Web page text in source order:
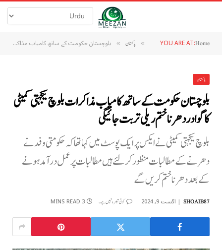
YOU ARE AT:Home
» پاکستان » بلوچستان حکومت کے ساتھ کامیاب مذاکرات بلوچ یکجہتی کمیٹی کا گوادر دھرنا ختم ریلی تربت جائیگی
پاکستان
بلوچستان حکومت کے ساتھ کامیاب مذاکرات بلوچ یکجہتی کمیٹی
کا گوادر دھرنا ختم ریلی تربت جائیگی
بلوچ یکجہتی کمیٹی نے ایکس پر ایک پوسٹ میں کہا تھا کہ حکومتی وفد نے
دھرنے کے مطالبات منظور کر لئے ہیں مطالبات پر عمل درآمد ہونے
کے بعد دھرنا ختم کریں گے
SHOAIB87 اگست 9, 2024 کوئی تبصرہ نہیں ہے۔ 3 MINS READ